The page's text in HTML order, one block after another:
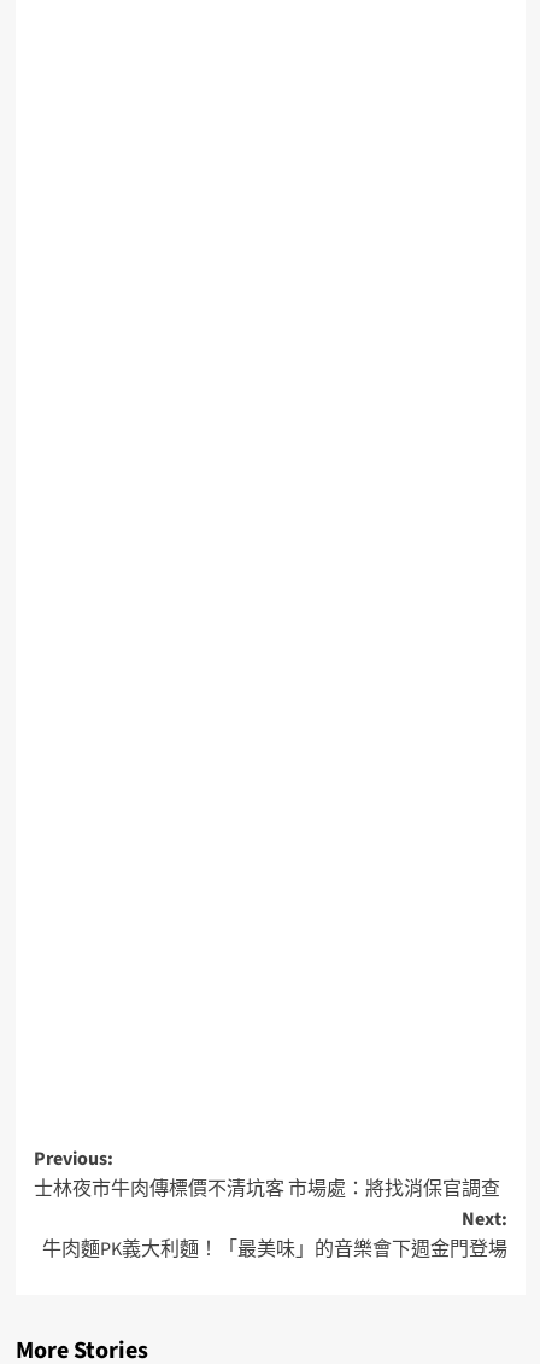
Previous:
士林夜市牛肉傳標價不清坑客 市場處：將找消保官調查
Next:
牛肉麵PK義大利麵！「最美味」的音樂會下週金門登場
More Stories